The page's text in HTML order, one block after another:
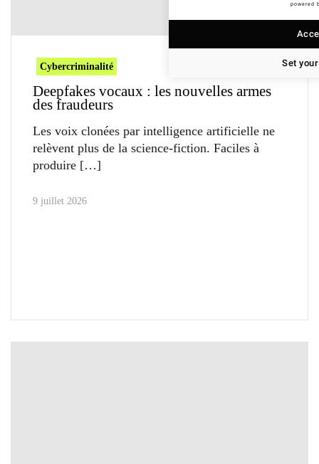
Cybercriminalité
Deepfakes vocaux : les nouvelles armes
des fraudeurs
Les voix clonées par intelligence artificielle ne
relèvent plus de la science-fiction. Faciles à
produire
9 juillet 2026
powered
Set